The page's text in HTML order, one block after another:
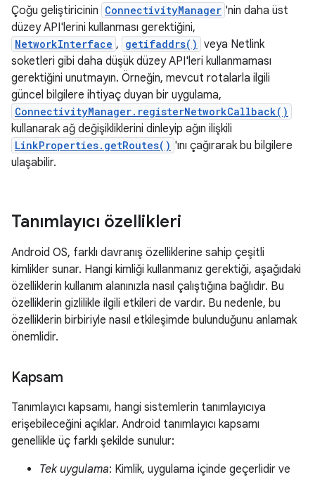
Çoğu geliştiricinin ConnectivityManager 'nin daha üst
düzey API'lerini kullanması gerektiğini,
NetworkInterface , getifaddrs() veya Netlink
soketleri gibi daha düşük düzey API'leri kullanmaması
gerektiğini unutmayın. Örneğin, mevcut rotalarla ilgili
güncel bilgilere ihtiyaç duyan bir uygulama,
ConnectivityManager.registerNetworkCallback()
kullanarak ağ değişikliklerini dinleyip ağın ilişkili
LinkProperties.getRoutes() 'ını çağırarak bu bilgilere
ulaşabilir.
Tanımlayıcı özellikleri
Android OS, farklı davranış özelliklerine sahip çeşitli
kimlikler sunar. Hangi kimliği kullanmanız gerektiği, aşağıdaki
özelliklerin kullanım alanınızla nasıl çalıştığına bağlıdır. Bu
özelliklerin gizlilikle ilgili etkileri de vardır. Bu nedenle, bu
özelliklerin birbiriyle nasıl etkileşimde bulunduğunu anlamak
önemlidir.
Kapsam
Tanımlayıcı kapsamı, hangi sistemlerin tanımlayıcıya
erişebileceğini açıklar. Android tanımlayıcı kapsamı
genellikle üç farklı şekilde sunulur:
Tek uygulama: Kimlik, uygulama içinde geçerlidir ve